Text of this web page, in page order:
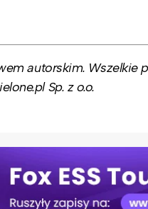
autorskim. Wszelkie
Sp. z o.o.